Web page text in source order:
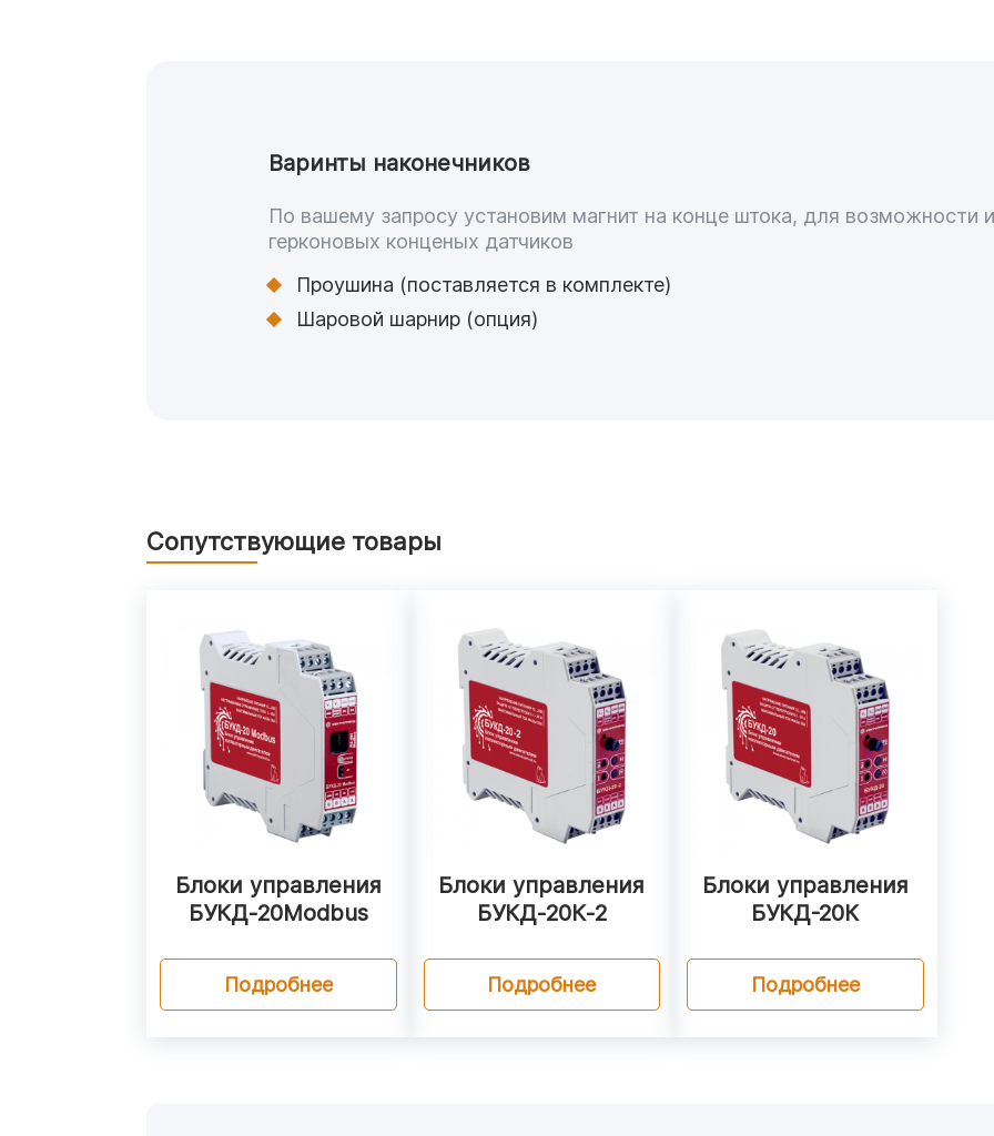
Варинты наконечников
По вашему запросу установим магнит на конце штока, для возможности
герконовых конценых датчиков
Проушина (поставляется в комплекте)
Шаровой шарнир (опция)
Сопутствующие товары
Блоки управления
БУКД‑20Modbus
Подробнее
Блоки управления
БУКД‑20К‑2
Подробнее
Блоки управления
БУКД-20К
Подробнее